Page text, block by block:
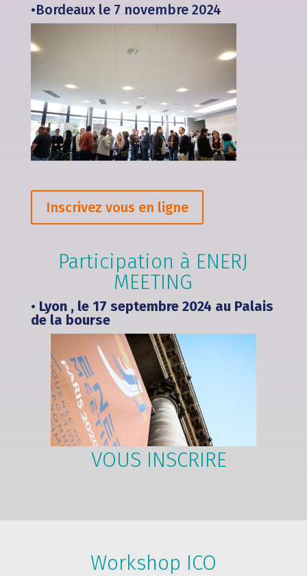
•Bordeaux le 7 novembre 2024
Inscrivez vous en ligne
Participation à ENERJ
MEETING
• Lyon , le 17 septembre 2024 au Palais
de la bourse
VOUS INSCRIRE
Workshop ICO